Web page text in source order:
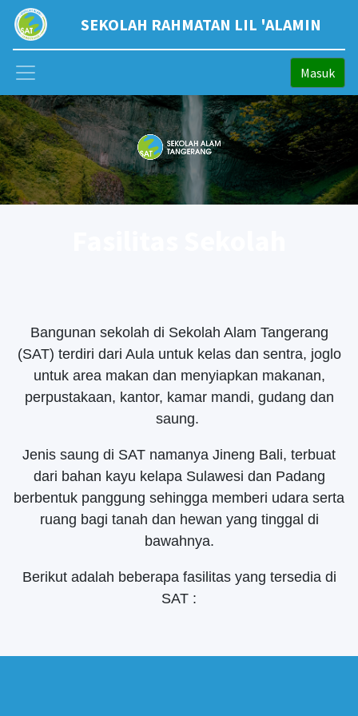
SEKOLAH RAHMATAN LIL 'ALAMIN
Masuk
Bangunan sekolah di Sekolah Alam Tangerang
(SAT) terdiri dari Aula untuk kelas dan sentra, joglo
untuk area makan dan menyiapkan makanan,
perpustakaan, kantor, kamar mandi, gudang dan
saung.
Jenis saung di SAT namanya Jineng Bali, terbuat
dari bahan kayu kelapa Sulawesi dan Padang
berbentuk panggung sehingga memberi udara serta
ruang bagi tanah dan hewan yang tinggal di
bawahnya.
Berikut adalah beberapa fasilitas yang tersedia di
SAT :